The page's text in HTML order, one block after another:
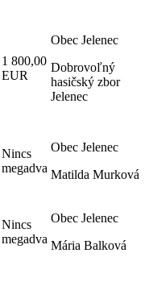
1 800,00
EUR
Obec Jelenec
Dobrovoľný
hasičský zbor
Jelenec
Nincs
megadva
Obec Jelenec
Matilda Murková
Nincs
megadva
Obec Jelenec
Mária Balková